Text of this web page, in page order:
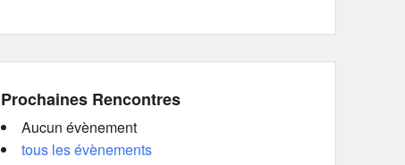
Prochaines Rencontres
Aucun évènement
tous les évènements